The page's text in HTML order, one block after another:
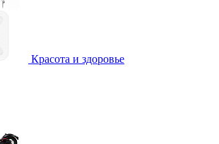
Красота и здоровье